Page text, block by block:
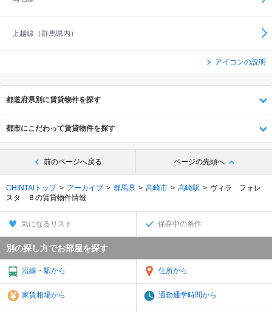
上越線（群馬県内）
アイコンの説明
都道府県別に賃貸物件を探す
都市にこだわって賃貸物件を探す
前のページへ戻る ページの先頭へ
CHINTAIトップ アーカイブ 群馬県 高崎市 高崎駅
ヴィラ フォレ
スタ Ｂの賃貸物件情報
気になるリスト 保存中の条件
別の探し方でお部屋を探す
沿線・駅から 住所から
家賃相場から 通勤通学時間から